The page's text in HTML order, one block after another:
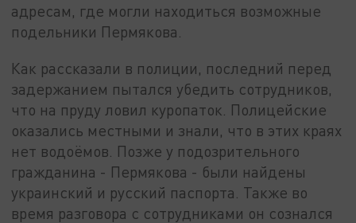
адресам, где могли находиться возможные
подельники Пермякова.
Как рассказали в полиции, последний перед
задержанием пытался убедить сотрудников,
что на пруду ловил куропаток. Полицейские
оказались местными и знали, что в этих краях
нет водоёмов. Позже у подозрительного
гражданина - Пермякова - были найдены
украинский и русский паспорта. Также во
время разговора с сотрудниками он сознался